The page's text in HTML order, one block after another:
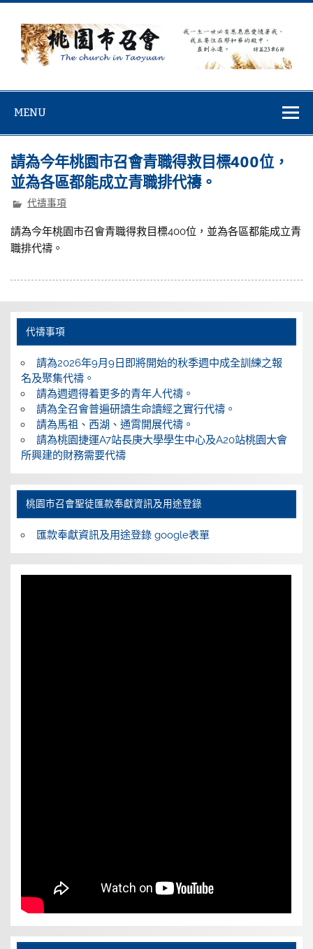
Skip
content
MENU
請為今年桃園市召會青職得救目標400位，
並為各區都能成立青職排代禱。
代禱事項
請為今年桃園市召會青職得救目標400位，並為各區都能成立青
職排代禱。
代禱事項
請為2026年9月9日即將開始的秋季週中成全訓練之報
名及聚集代禱。
請為週週得着更多的青年人代禱。
請為全召會普遍研讀生命讀經之實行代禱。
請為馬祖、西湖、通霄開展代禱。
請為桃園捷運A7站長庚大學學生中心及A20站桃園大會
所興建的財務需要代禱
桃園巿召會聖徒匯款奉獻資訊及用途登錄
匯款奉獻資訊及用途登錄 google表單